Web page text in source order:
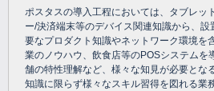
ポスタスの導入工程においては、タブレッ
ー/決済端末等のデバイス関連知識から、設
要なプロダクト知識やネットワーク環境を
業のノウハウ、飲食店等のPOSシステムを
舗の特性理解など、様々な知見が必要とな
知識に限らず様々なスキル習得を図れる業